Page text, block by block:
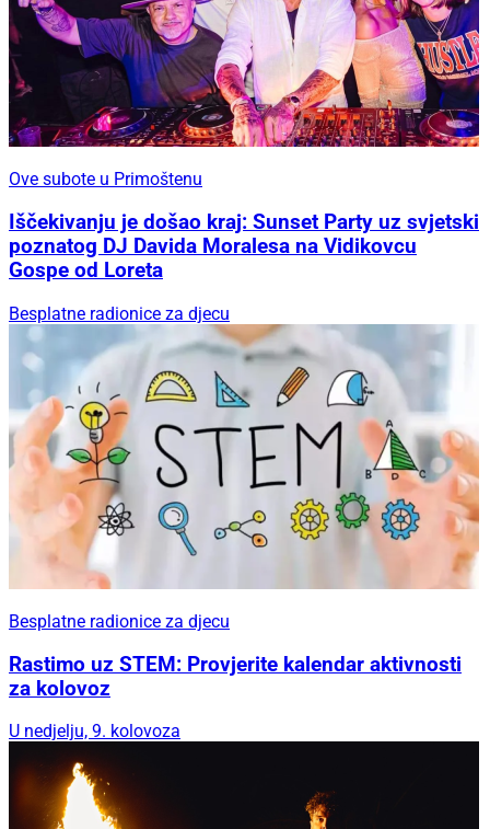
Ove subote u Primoštenu
Iščekivanju je došao kraj: Sunset Party uz svjetski
poznatog DJ Davida Moralesa na Vidikovcu
Gospe od Loreta
Besplatne radionice za djecu
Besplatne radionice za djecu
Rastimo uz STEM: Provjerite kalendar aktivnosti
za kolovoz
U nedjelju, 9. kolovoza